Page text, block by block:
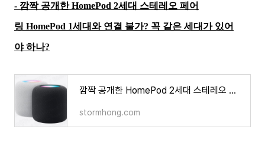
- 깜짝 공개한 HomePod 2세대 스테레오 페어
링 HomePod 1세대와 연결 불가? 꼭 같은 세대가 있어
야 하나?
깜짝 공개한 HomePod 2세대 스테레오 페어링 HomePod 1세대와 연결 불가? 꼭 같은 세대가 있어야 하나?
stormhong.com